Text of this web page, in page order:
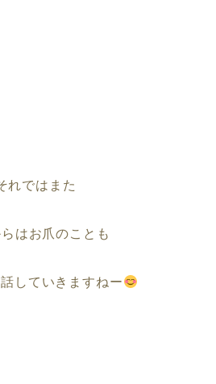
れではまた
はお爪のことも
していきますねー